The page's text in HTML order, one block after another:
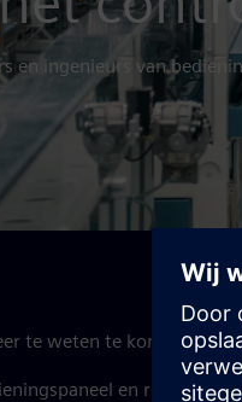
en ingenieurs van
te weten te komen over:
en recente